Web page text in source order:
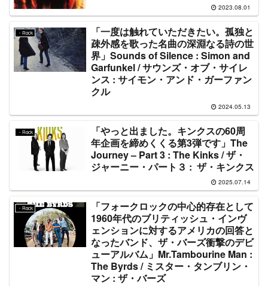
2023.08.01
・Rock
「一度は触れていただきたい。孤独と
疎外感を歌った名曲の深淵なる詩の世
界」Sounds of Silence : Simon and
Garfunkel / サウンズ・オブ・サイレ
ンス : サイモン・アンド・ガーファン
クル
2024.05.13
・Rock
「やっと出ました。キンクスの60周
年企画を締めくくる第3弾です」The
Journey – Part 3 : The Kinks / ザ・
ジャーニー・パート３ : ザ・キンクス
2025.07.14
・Rock
「フォークロックの中心的存在として
1960年代のブリティッシュ・インヴ
ェンションに対するアメリカの回答と
なったバンド、ザ・バーズ衝撃のデビ
ューアルバム」Mr.Tambourine Man :
The Byrds / ミスター・タンブリン・
マン : ザ・バーズ